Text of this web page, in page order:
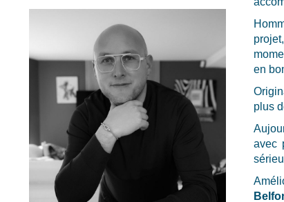
en
plus
avec